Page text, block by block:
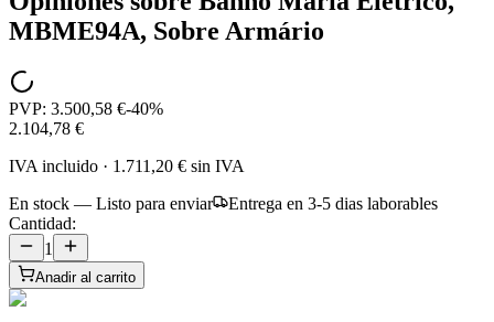
MBME94A, Sobre Armário
PVP: 3.500,58 €-40%
2.104,78 €
IVA incluido · 1.711,20 € sin IVA
En stock — Listo para enviar
Entrega en 3-5 dias laborables
Cantidad:
1
Anadir al carrito